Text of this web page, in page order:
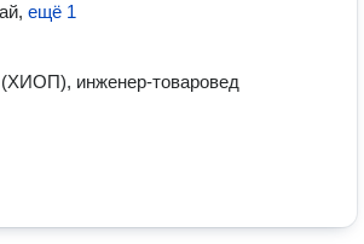
, ещё 1
инженер-товаровед